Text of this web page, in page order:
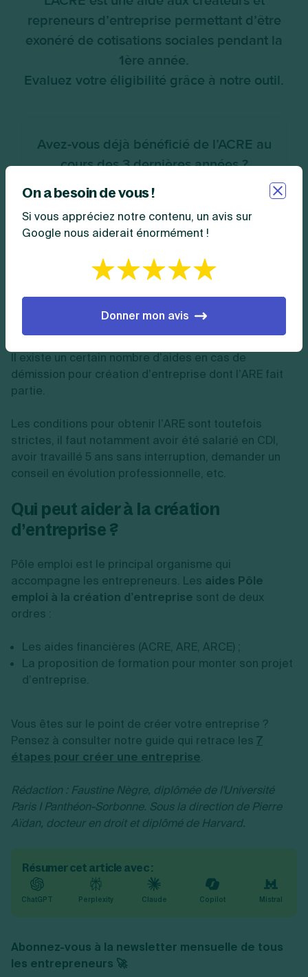
Peut-on obtenir l’ARE en cas de
démission pour création
d’entreprise ?
Il existe un certain nombre d’aides en cas de
démission pour création d’entreprise dont l’ARE fait
partie.
Les conditions pour obtenir l’ARE sont toutefois
strictes, il faut notamment avoir été salarié en CDI,
avoir travaillé 5 ans sans interruption, demander un
conseil en évolution professionnelle, etc.
Qui peut aider à la création
d’entreprise ?
Pôle emploi est le principal organisme qui
accompagne les entrepreneurs. Les aides Pôle
emploi à la création d’entreprise sont de deux
ordres :
Les aides financières (ACRE, ARE, ARCE) ;
La proposition de formation pour monter son projet
d’entreprise.
Vous êtes sur le point de créer votre entreprise ?
Pensez à consulter notre guide qui retrace les 7
étapes pour créer une entreprise.
Rédaction : Faustine Nègre, diplômée de l'Université
Paris I Panthéon-Sorbonne. Sous la direction de Pierre
Aïdan, docteur en droit et diplômé de Harvard.
Résumer cet article avec :
ChatGPT Perplexity Claude Copilot Mistral
Abonnez-vous à la newsletter mensuelle de tous
les entrepreneurs 🚀
On a besoin de vous !
Si vous appréciez notre contenu, un avis sur
Google nous aiderait énormément !
Donner mon avis